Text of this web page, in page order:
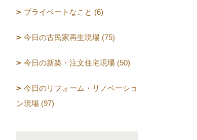
プライベートなこと (6)
今日の古民家再生現場 (75)
今日の新築・注文住宅現場 (50)
今日のリフォーム・リノベーショ
ン現場 (97)